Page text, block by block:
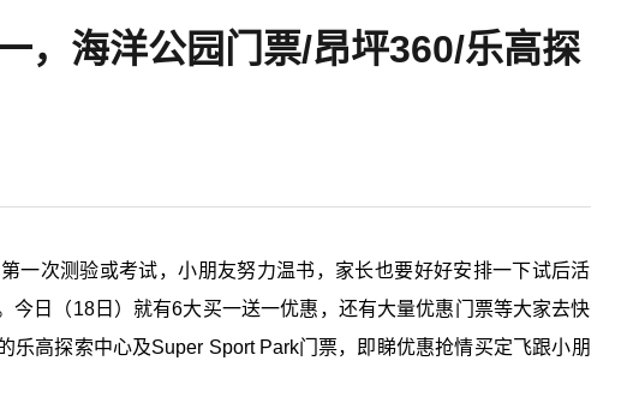
，海洋公园门票/昂坪360/乐高探
一次测验或考试，小朋友努力温书，家长也要好好安排一下试后活
日（18日）就有6大买一送一优惠，还有大量优惠门票等大家去快
高探索中心及Super Sport Park门票，即睇优惠抢情买定飞跟小朋